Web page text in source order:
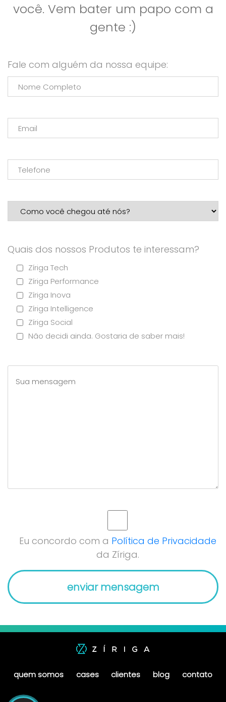
você. Vem bater um papo com a
gente :)
Fale com alguém da nossa equipe:
Quais dos nossos Produtos te interessam?
Zíriga Tech
Zíriga Performance
Zíriga Inova
Zíriga Intelligence
Zíriga Social
Não decidi ainda. Gostaria de saber mais!
Eu concordo com a Política de Privacidade
da Zíriga.
quem somos cases clientes blog contato